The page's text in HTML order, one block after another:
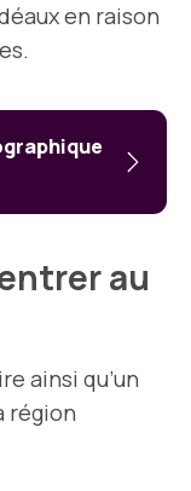
en raison
au
ainsi qu’un
région